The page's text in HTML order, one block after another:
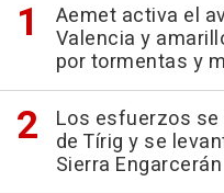
Aemet activa el
Valencia y
por tormentas y
Los esfuerzos
de Tírig y se
Sierra Engarcerán